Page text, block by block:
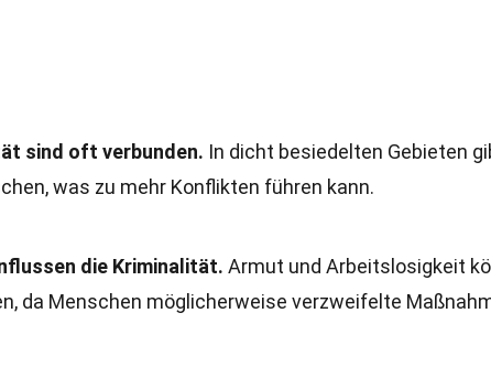
sind oft verbunden. In dicht besiedelten Gebieten
was zu mehr Konflikten führen kann.
die Kriminalität. Armut und Arbeitslosigkeit
da Menschen möglicherweise verzweifelte